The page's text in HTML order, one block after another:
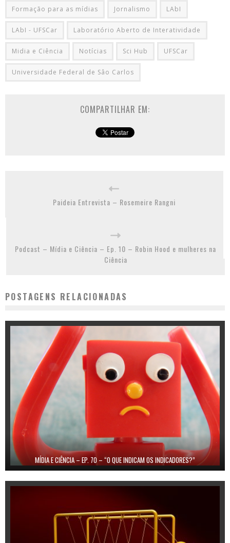
Formação para as mídias Jornalismo LAbI
LAbI - UFSCar Laboratório Aberto de Interatividade
Midia e Ciência Notícias Sci Hub UFSCar
Universidade Federal de Sâo Carlos
COMPARTILHAR EM:
Paideia Entrevista – Rosemeire Rangni
Podcast – Mídia e Ciência – Ep. 10 – Robin Hood e mulheres na
Ciência
POSTAGENS RELACIONADAS
MÍDIA E CIÊNCIA – EP. 70 – “O QUE INDICAM OS INDICADORES?”